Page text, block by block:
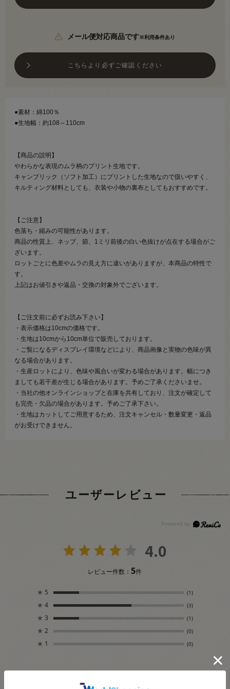
メール便対応商品です※利用条件あり
こちらより必ずご確認ください
●素材：綿100％
●生地幅：約108～110cm
【商品の説明】
やわらかな表現のムラ柄のプリント生地です。
キャンブリック（ソフト加工）にプリントした生地なので扱いやすく、
キルティング材料としても、衣装や小物の裏布としてもおすすめです。
【ご注意】
色落ち・縮みの可能性があります。
商品の性質上、ネップ、節、1ミリ前後の白い色抜けが点在する場合がご
ざいます。
ロットごとに色差やムラの見え方に違いがありますが、本商品の特性で
す。
上記はお値引きや返品・交換の対象外でございます。
【ご注文前に必ずお読み下さい】
・表示価格は10cmの価格です。
・生地は10cmから10cm単位で販売しております。
・ご覧になるディスプレイ環境などにより、商品画像と実物の色味が異
なる場合があります。
・生産ロットにより、色味や風合いが変わる場合があります。幅につき
ましても若干差が生じる場合があります。予めご了承くださいませ。
・当社の他オンラインショップと在庫を共有しており、注文が確定して
も完売・欠品の場合があります。予めご了承下さい。
・生地はカットしてご用意するため、注文キャンセル・数量変更・返品
がお受けできません。
ユーザーレビュー
4.0
レビュー件数：5件
★ 5 (1)
★ 4 (3)
★ 3 (1)
★ 2 (0)
★ 1 (0)